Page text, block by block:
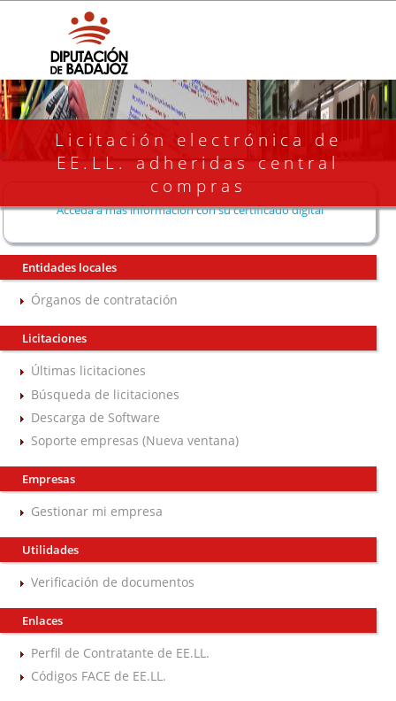
Licitación electrónica de
EE.LL. adheridas central
compras
Acceda a más información con su certificado digital
Entidades locales
Órganos de contratación
Licitaciones
Últimas licitaciones
Búsqueda de licitaciones
Descarga de Software
Soporte empresas (Nueva ventana)
Empresas
Gestionar mi empresa
Utilidades
Verificación de documentos
Enlaces
Perfil de Contratante de EE.LL.
Códigos FACE de EE.LL.